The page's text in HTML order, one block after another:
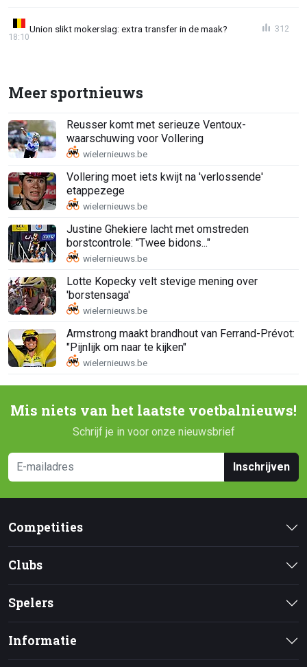
Union slikt mokerslag: extra transfer in de maak?
18:10
312
Meer sportnieuws
Reusser komt met serieuze Ventoux-
waarschuwing voor Vollering
Vollering moet iets kwijt na 'verlossende'
etappezege
Justine Ghekiere lacht met omstreden
borstcontrole: "Twee bidons..."
Lotte Kopecky velt stevige mening over
'borstensaga'
Armstrong maakt brandhout van Ferrand-Prévot:
"Pijnlijk om naar te kijken"
Mis niets van het laatste voetbalnieuws!
Schrijf je in voor onze nieuwsbrief
Inschrijven
Competities
Clubs
Spelers
Informatie